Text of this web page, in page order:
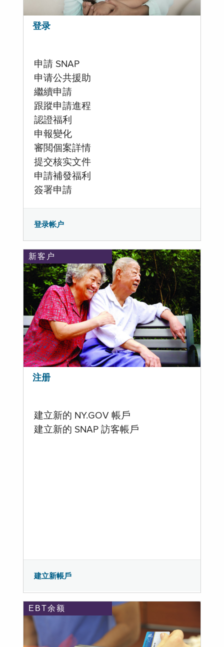
登录
申請 SNAP
申请公共援助
繼續申請
跟蹤申請進程
認證福利
申報變化
審閲個案詳情
提交核实文件
申請補發福利
簽署申請
登录帐户
新客户
注册
建立新的 NY.GOV 帳戶
建立新的 SNAP 訪客帳戶
建立新帳戶
EBT余额